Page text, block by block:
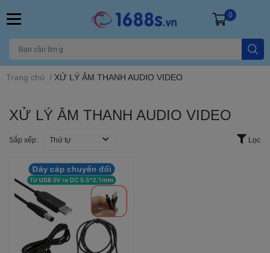
0
Trang chủ / XỬ LÝ ÂM THANH AUDIO VIDEO
XỬ LÝ ÂM THANH AUDIO VIDEO
Sắp xếp: Thứ tự Lọc